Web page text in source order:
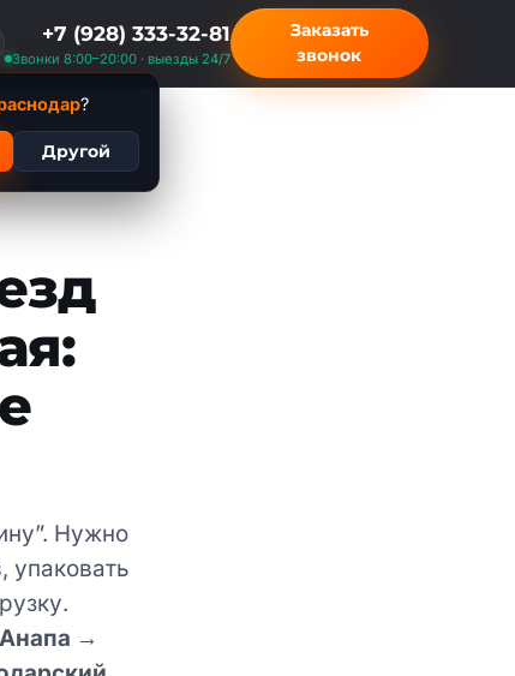
?
Другой
+7 (928) 333-32-81
Звонки 8:00–20:00 · выезды 24/7
Заказать
звонок
Нужно
упаковать
Анапа →